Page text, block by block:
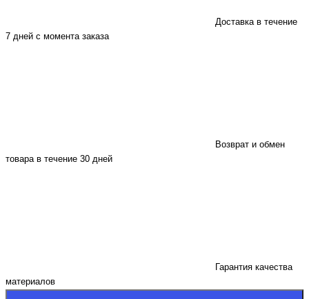
Доставка в течение
7 дней с момента заказа
Возврат и обмен
товара в течение 30 дней
Гарантия качества
материалов